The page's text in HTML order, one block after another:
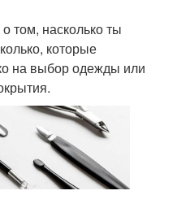
том, насколько ты
которые
на выбор одежды или